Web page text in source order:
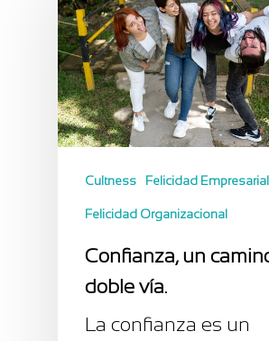
Cultness Felicidad Empresarial
Felicidad Organizacional
Confianza, un
doble vía.
La confianza es un